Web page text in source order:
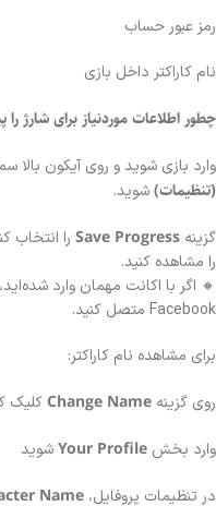
رمز عبور حساب
نام کاراکتر داخل بازی
چطور اطلاعات موردنیاز برای شارژ را
وارد بازی شوید و روی آیکون
(تنظیمات)شوید.
گزینه Save Progress
را مشاهده کنید.
Facebook متصل کنید.
برای مشاهده نام کاراکتر:
روی گزینه Change Name کلیک
وارد بخش Your Profileشوید
در تنظیمات پروفایل، Name